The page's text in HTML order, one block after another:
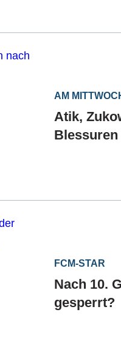
AM
Atik,
FCM-STAR
Nach 10.
gesperrt?